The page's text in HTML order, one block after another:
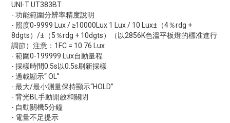
UNI-T UT383BT
- 功能範圍分辨率精度說明
- 照度0-9999 Lux / ≥10000Lux 1 Lux / 10 Lux±（4％rdg +
8dgts）/±（5％rdg + 10dgts）（以2856K色溫平板燈的標准進行
調節）注意：1FC = 10.76 Lux
- 範圍0-199999 Lux自動量程
- 採樣時間0.5s以0.5s刷新採樣
- 過載顯示“ OL”
- 最大/最小測量保持顯示“HOLD”
- 背光BL手動開啟和關閉
- 自動關機5分鐘
- 電量不足提示